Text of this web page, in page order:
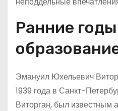
Ранние
Эмануил Юхельевич
1939 года в Санкт-
Виторган, был известным